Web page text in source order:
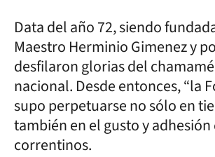
Data del año 72, siendo
Maestro Herminio Gimenez y
desfilaron glorias del
nacional. Desde entonces, “la
supo perpetuarse no sólo en
también en el gusto y adhesión
correntinos.